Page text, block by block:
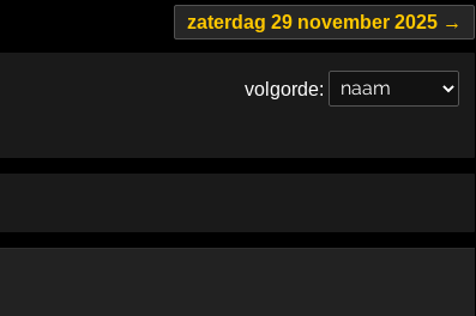
zaterdag 29 november 2025 →
volgorde: